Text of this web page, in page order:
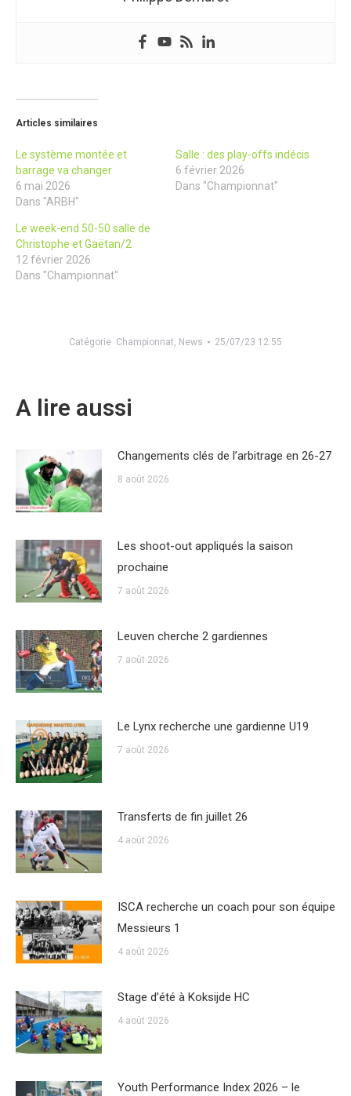
Articles similaires
Le système montée et
barrage va changer
6 mai 2026
Dans "ARBH"
Salle : des play-offs indécis
6 février 2026
Dans "Championnat"
Le week-end 50-50 salle de
Christophe et Gaëtan/2
12 février 2026
Dans "Championnat"
Catégorie Championnat, News 25/07/23 12:55
A lire aussi
Changements clés de l’arbitrage en 26-27
8 août 2026
Les shoot-out appliqués la saison
prochaine
7 août 2026
Leuven cherche 2 gardiennes
7 août 2026
Le Lynx recherche une gardienne U19
7 août 2026
Transferts de fin juillet 26
4 août 2026
ISCA recherche un coach pour son équipe
Messieurs 1
4 août 2026
Stage d’été à Koksijde HC
4 août 2026
Youth Performance Index 2026 – le